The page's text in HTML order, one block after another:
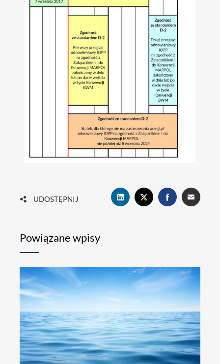
UDOSTĘPNIJ
Powiązane wpisy